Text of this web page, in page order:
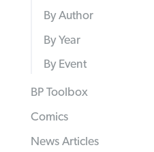
By Author
By Year
By Event
BP Toolbox
Comics
News Articles